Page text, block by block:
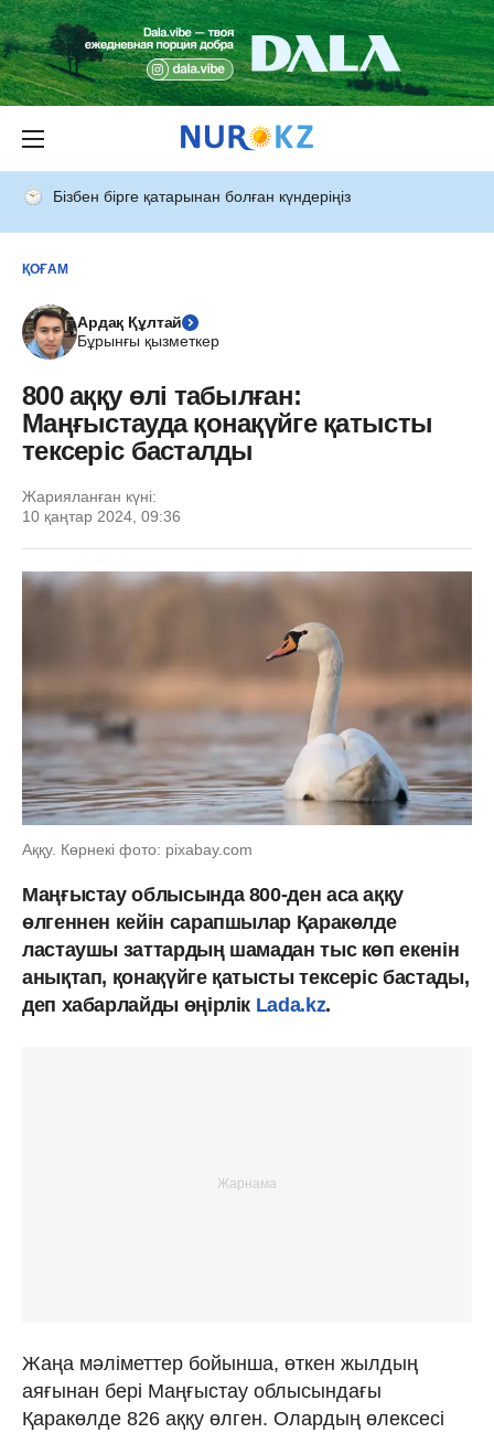
Бізбен бірге қатарынан болған күндеріңіз
ҚОҒАМ
Ардақ Құлтай
Бұрынғы қызметкер
800 аққу өлі табылған:
Маңғыстауда қонақүйге қатысты
тексеріс басталды
Жарияланған күні:
10 қаңтар 2024, 09:36
Аққу. Көрнекі фото: pixabay.com
Маңғыстау облысында 800-ден аса аққу
өлгеннен кейін сарапшылар Қаракөлде
ластаушы заттардың шамадан тыс көп екенін
анықтап, қонақүйге қатысты тексеріс бастады,
деп хабарлайды өңірлік Lada.kz.
Жаңа мәліметтер бойынша, өткен жылдың
аяғынан бері Маңғыстау облысындағы
Қаракөлде 826 аққу өлген. Олардың өлексесі